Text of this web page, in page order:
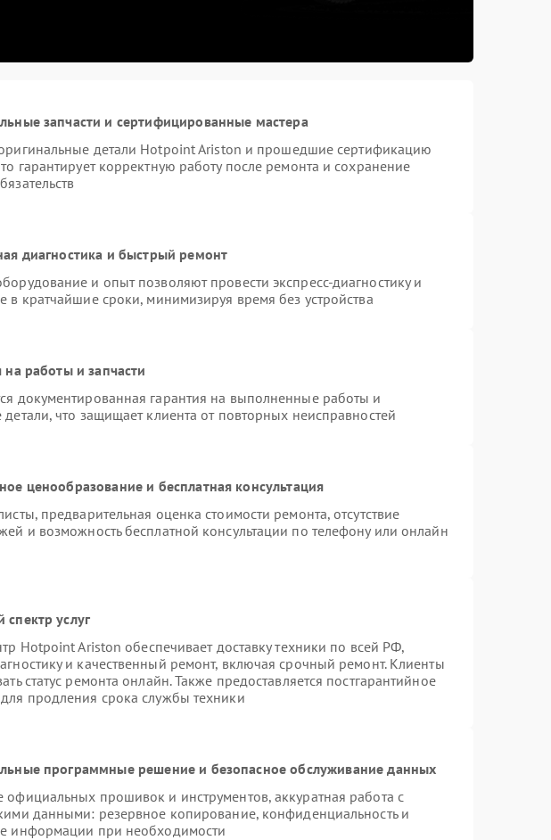
запчасти и сертифицированные мастера
детали Hotpoint Ariston и прошедшие сертификацию
гарантирует корректную работу после ремонта и сохранение
диагностика и быстрый ремонт
и опыт позволяют провести экспресс-диагностику и
в кратчайшие сроки, минимизируя время без устройства
на работы и запчасти
документированная гарантия на выполненные работы и
детали, что защищает клиента от повторных неисправностей
ценообразование и бесплатная консультация
предварительная оценка стоимости ремонта, отсутствие
и возможность бесплатной консультации по телефону или онлайн
услуг
Hotpoint Ariston обеспечивает доставку техники по всей РФ,
и качественный ремонт, включая срочный ремонт. Клиенты
статус ремонта онлайн. Также предоставляется постгарантийное
продления срока службы техники
программные решение и безопасное обслуживание данных
официальных прошивок и инструментов, аккуратная работа с
данными: резервное копирование, конфиденциальность и
информации при необходимости